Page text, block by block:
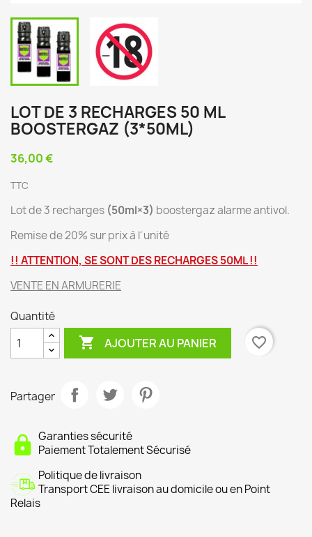
LOT DE 3 RECHARGES 50 ML
BOOSTERGAZ (3*50ML)
36,00 €
TTC
Lot de 3 recharges (50ml×3) boostergaz alarme antivol.
Remise de 20% sur prix à l´unité
!! ATTENTION, SE SONT DES RECHARGES 50ML !!
VENTE EN ARMURERIE
Quantité
 AJOUTER AU PANIER favorite_border
Partager
Garanties sécurité
Paiement Totalement Sécurisé
Politique de livraison
Transport CEE livraison au domicile ou en Point
Relais